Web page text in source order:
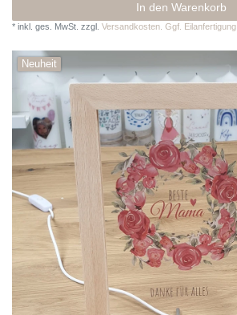
In den Warenkorb
* inkl. ges. MwSt. zzgl. Versandkosten. Ggf. Eilanfertigung
Neuheit